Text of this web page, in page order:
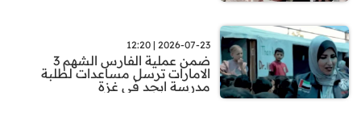
2026-07-23 | 12:20
ضمن عملية الفارس الشهم 3
الامارات ترسل مساعدات لطلبة
مدرسة ابجد في غزة